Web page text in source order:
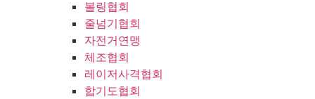
볼링협회
줄넘기협회
자전거연맹
체조협회
레이저사격협회
합기도협회